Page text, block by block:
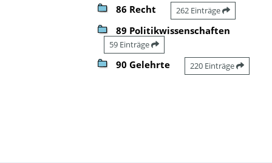
86 Recht 262 Einträge
89 Politikwissenschaften
59 Einträge
90 Gelehrte 220 Einträge